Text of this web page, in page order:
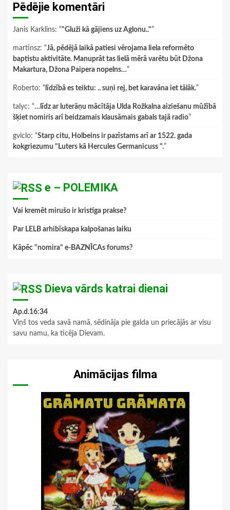
Pēdējie komentāri
Janis Karklins: “"Gluži kā gājiens uz Aglonu.."”
martinsz: “Jā, pēdējā laikā patiesi vērojama liela reformēto
baptistu aktivitāte. Manuprāt tas lielā mērā varētu būt Džona
Makartura, Džona Paipera nopelns…”
Roberto: “ līdzībā es teiktu: .. suņi rej, bet karavāna iet tālāk.”
talyc: “…līdz ar luterāņu mācītāja Ulda Rožkalna aiziešanu mūžībā
šķiet nomiris arī beidzamais klausāmais gabals tajā radio”
gviclo: “Starp citu, Holbeins ir pazīstams arī ar 1522. gada
kokgriezumu "Luters kā Hercules Germanicuss ".”
e – POLEMIKA
Vai kremēt mirušo ir kristīga prakse?
Par LELB arhibīskapa kalpošanas laiku
Kāpēc "nomira" e-BAZNĪCAs forums?
Dieva vārds katrai dienai
Ap.d.16:34
Viņš tos veda savā namā, sēdināja pie galda un priecājās ar visu
savu namu, ka ticēja Dievam.
Animācijas filma